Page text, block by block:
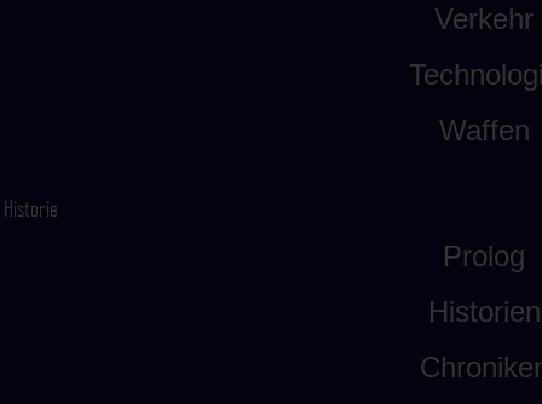
Verkehr
Waffen
Historie
Prolog
Historien